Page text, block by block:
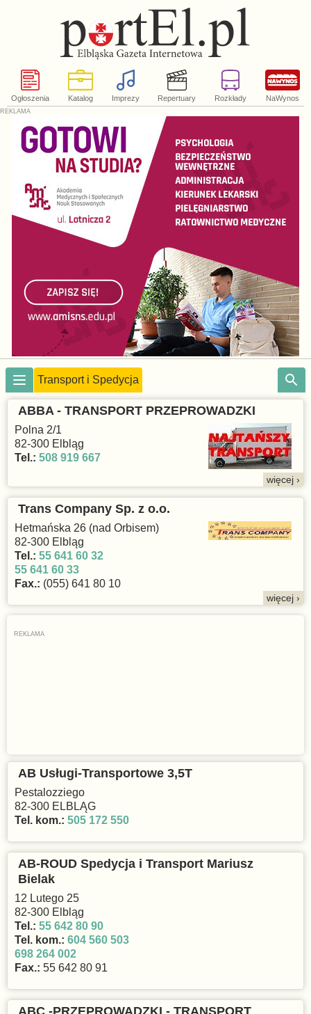
Ogłoszenia Katalog Imprezy Repertuary Rozkłady NaWynos
Transport i Spedycja
ABBA - TRANSPORT PRZEPROWADZKI
Polna 2/1
82-300 Elbląg
Tel.: 508 919 667
więcej ›
Trans Company Sp. z o.o.
Hetmańska 26 (nad Orbisem)
82-300 Elbląg
Tel.: 55 641 60 32
55 641 60 33
Fax.: (055) 641 80 10
więcej ›
AB Usługi-Transportowe 3,5T
Pestalozziego
82-300 ELBLĄG
Tel. kom.: 505 172 550
AB-ROUD Spedycja i Transport Mariusz
Bielak
12 Lutego 25
82-300 Elbląg
Tel.: 55 642 80 90
Tel. kom.: 604 560 503
698 264 002
Fax.: 55 642 80 91
ABC -PRZEPROWADZKI - TRANSPORT